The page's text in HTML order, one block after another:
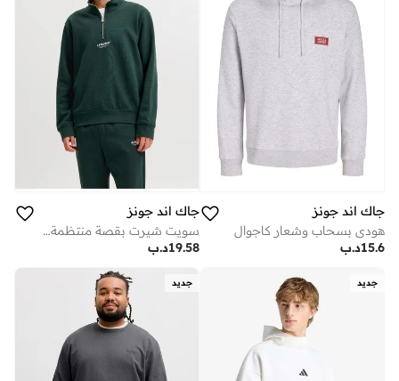
جاك اند جونز
هودي بسحاب وشعار كاجوال
د.ب15.6
جاك اند جونز
سويت شيرت بقصة منتظمة وسحاب
د.ب19.58
جديد جديد